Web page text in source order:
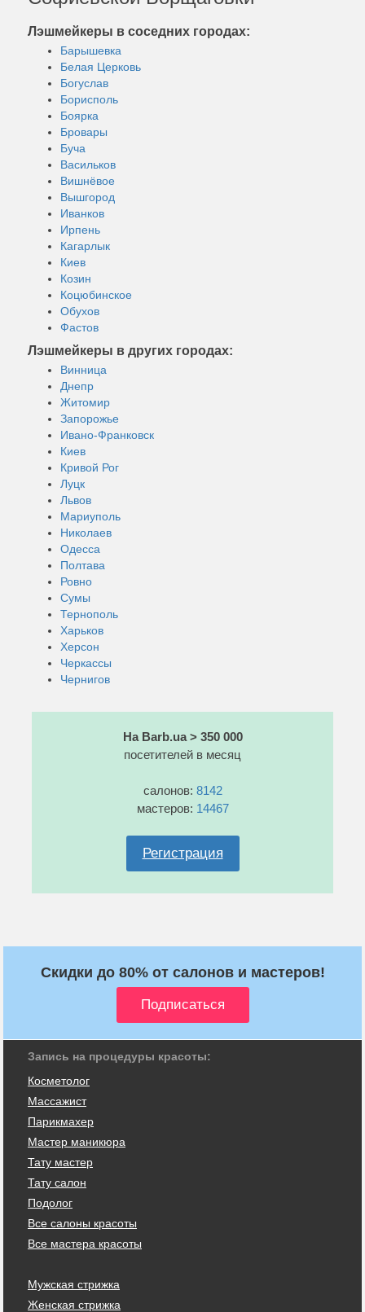
Лэшмейкеры в соседних городах:
Барышевка
Белая Церковь
Богуслав
Борисполь
Боярка
Бровары
Буча
Васильков
Вишнёвое
Вышгород
Иванков
Ирпень
Кагарлык
Киев
Козин
Коцюбинское
Обухов
Фастов
Лэшмейкеры в других городах:
Винница
Днепр
Житомир
Запорожье
Ивано-Франковск
Киев
Кривой Рог
Луцк
Львов
Мариуполь
Николаев
Одесса
Полтава
Ровно
Сумы
Тернополь
Харьков
Херсон
Черкассы
Чернигов
На Barb.ua > 350 000
посетителей в месяц
салонов: 8142
мастеров: 14467
Регистрация
Скидки до 80% от салонов и мастеров!
Запись на процедуры красоты:
Косметолог
Массажист
Парикмахер
Мастер маникюра
Тату мастер
Тату салон
Подолог
Все салоны красоты
Все мастера красоты
Мужская стрижка
Женская стрижка